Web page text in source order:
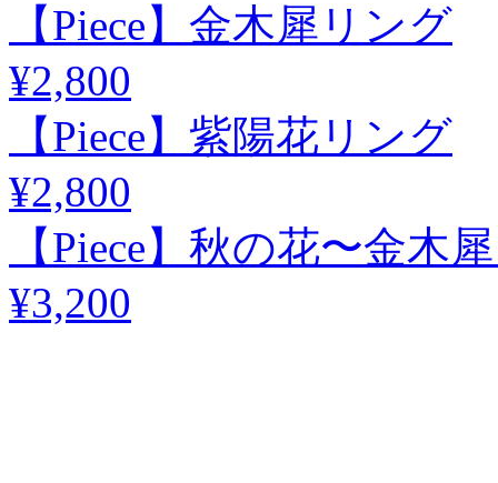
【Piece】金木犀リング
¥2,800
【Piece】紫陽花リング
¥2,800
【Piece】秋の花〜金木
¥3,200